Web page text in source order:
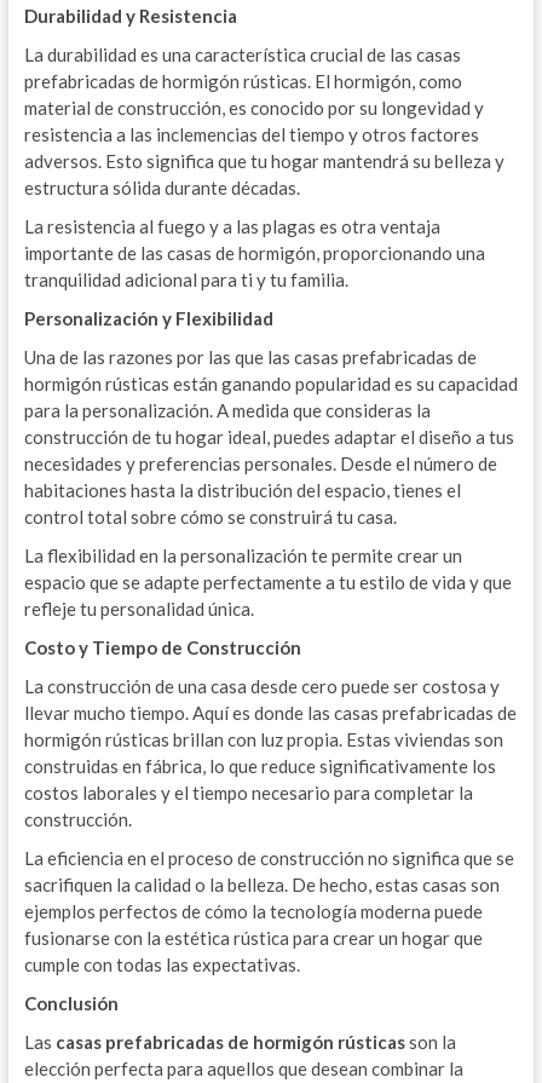
Durabilidad y Resistencia
La durabilidad es una característica crucial de las casas
prefabricadas de hormigón rústicas. El hormigón, como
material de construcción, es conocido por su longevidad y
resistencia a las inclemencias del tiempo y otros factores
adversos. Esto significa que tu hogar mantendrá su belleza y
estructura sólida durante décadas.
La resistencia al fuego y a las plagas es otra ventaja
importante de las casas de hormigón, proporcionando una
tranquilidad adicional para ti y tu familia.
Personalización y Flexibilidad
Una de las razones por las que las casas prefabricadas de
hormigón rústicas están ganando popularidad es su capacidad
para la personalización. A medida que consideras la
construcción de tu hogar ideal, puedes adaptar el diseño a tus
necesidades y preferencias personales. Desde el número de
habitaciones hasta la distribución del espacio, tienes el
control total sobre cómo se construirá tu casa.
La flexibilidad en la personalización te permite crear un
espacio que se adapte perfectamente a tu estilo de vida y que
refleje tu personalidad única.
Costo y Tiempo de Construcción
La construcción de una casa desde cero puede ser costosa y
llevar mucho tiempo. Aquí es donde las casas prefabricadas de
hormigón rústicas brillan con luz propia. Estas viviendas son
construidas en fábrica, lo que reduce significativamente los
costos laborales y el tiempo necesario para completar la
construcción.
La eficiencia en el proceso de construcción no significa que se
sacrifiquen la calidad o la belleza. De hecho, estas casas son
ejemplos perfectos de cómo la tecnología moderna puede
fusionarse con la estética rústica para crear un hogar que
cumple con todas las expectativas.
Conclusión
Las casas prefabricadas de hormigón rústicasson la
elección perfecta para aquellos que desean combinar la